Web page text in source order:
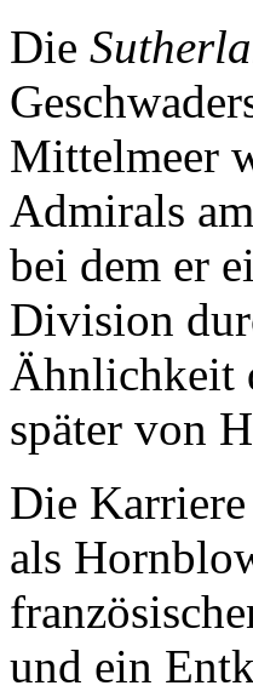
Die
Mittelmeer
Admirals
bei dem er
Division
Ähnlichkeit
später von
Die
als
und ein